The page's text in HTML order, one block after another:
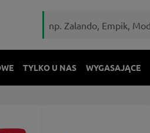
TYLKO U NAS WYGASAJĄCE